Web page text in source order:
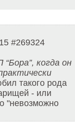
#269324
когда он
такого рода
- или
"невозможно